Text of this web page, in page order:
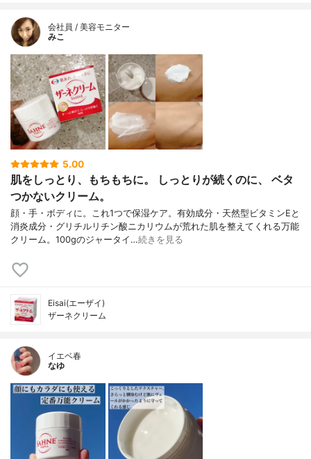
会社員 / 美容モニター
みこ
5.00
肌をしっとり、もちもちに。 しっとりが続くのに、 ベタ
つかないクリーム。
顔・手・ボディに。これ1つで保湿ケア。有効成分・天然型ビタミンEと
消炎成分・グリチルリチン酸ニカリウムが荒れた肌を整えてくれる万能
クリーム。100gのジャータイ…続きを見る
Eisai(エーザイ)
ザーネクリーム
イエベ春
なゆ